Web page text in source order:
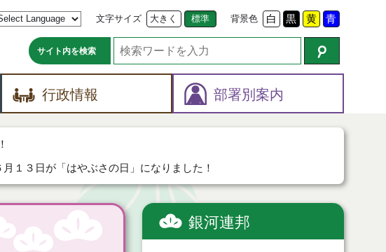
文字サイズ 大きく 標準 背景色 白 黒 黄 青
サイト内を検索
行政情報 部署別案内
月１３日が「はやぶさの日」になりました！
銀河連邦